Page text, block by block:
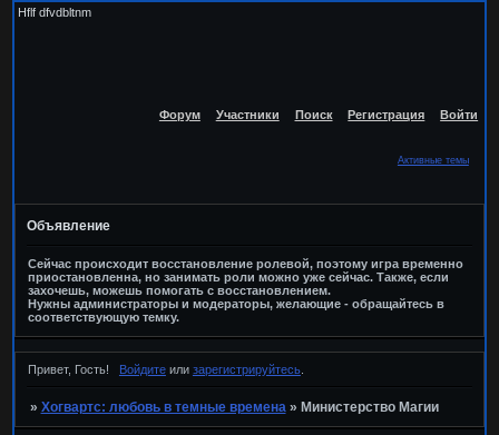
Hflf dfvdbltnm
Форум Участники Поиск Регистрация Войти
Активные темы
Объявление
Сейчас происходит восстановление ролевой, поэтому игра временно
приостановленна, но занимать роли можно уже сейчас. Также, если
захочешь, можешь помогать с восстановлением.
Нужны администраторы и модераторы, желающие - обращайтесь в
соответствующую темку.
Привет, Гость! Войдитеили зарегистрируйтесь.
» Хогвартс: любовь в темные времена » Министерство Магии